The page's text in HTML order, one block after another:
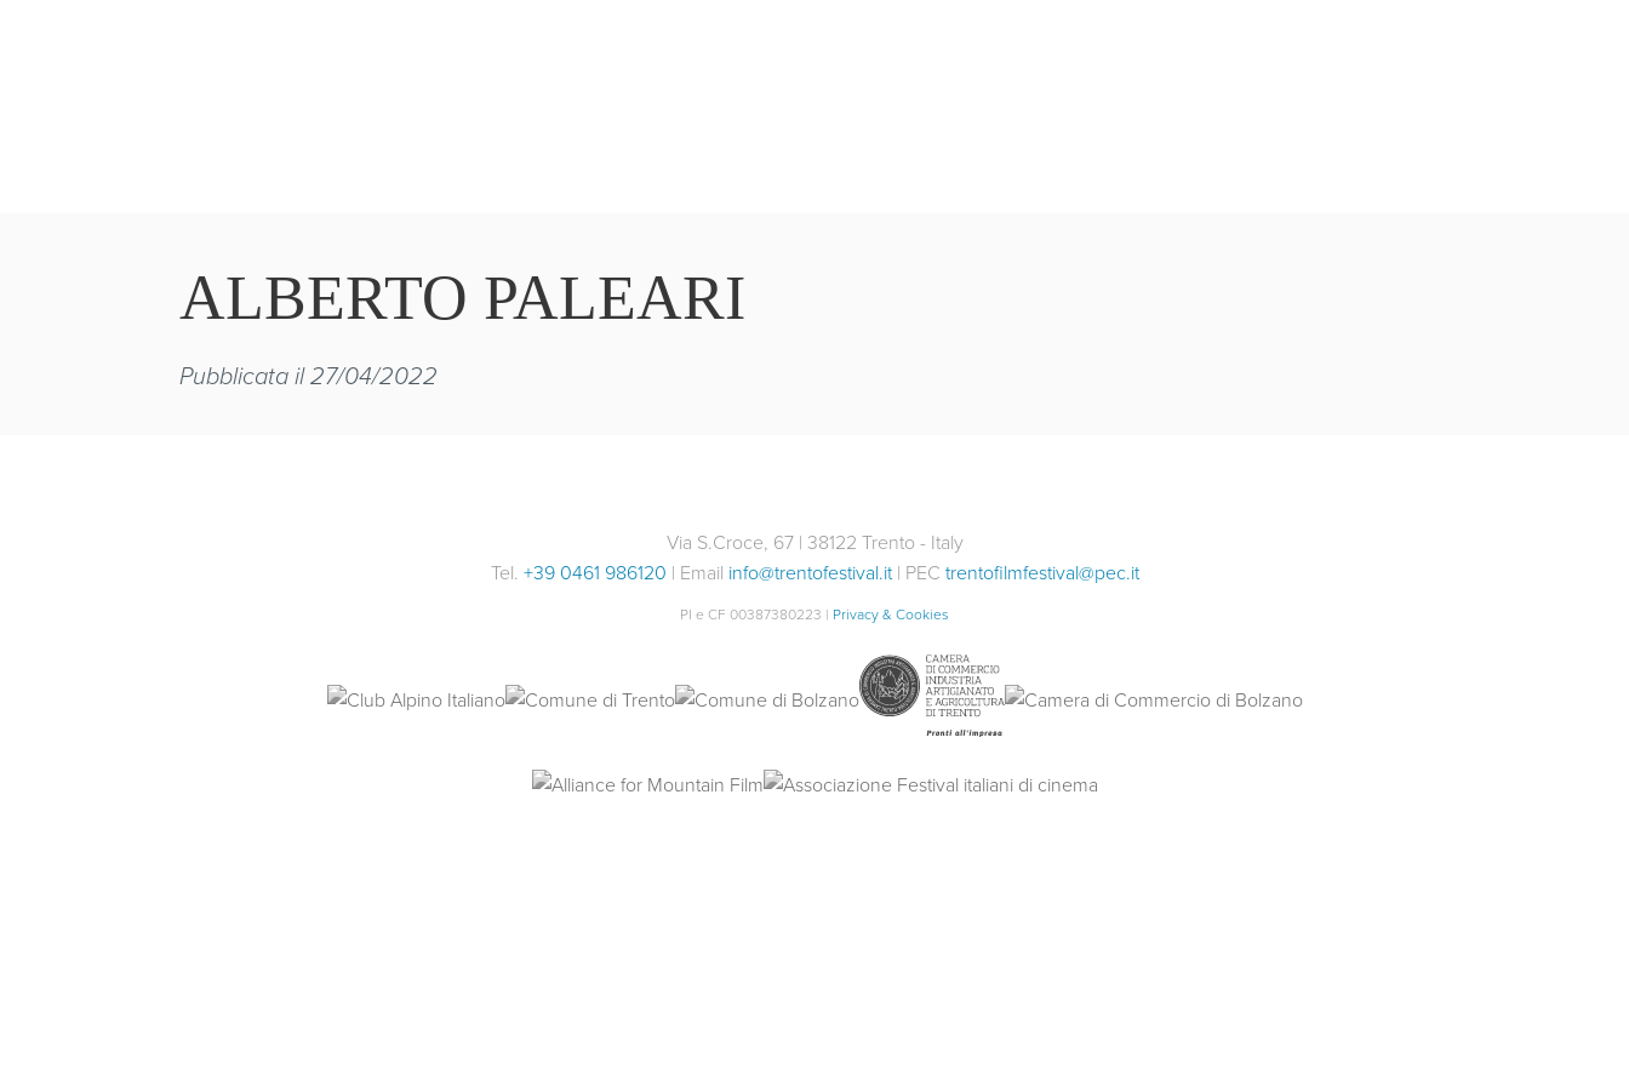
ALBERTO PALEARI
Pubblicata il 27/04/2022
Via S.Croce, 67 | 38122 Trento - Italy
Tel. +39 0461 986120 | Email info@trentofestival.it| PEC trentofilmfestival@pec.it
PI e CF 00387380223 | Privacy & Cookies